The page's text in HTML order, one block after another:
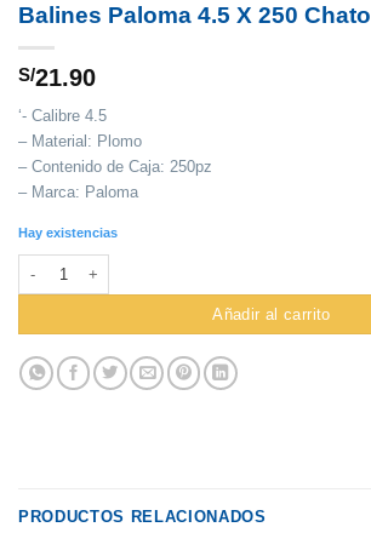
Balines Paloma 4.5 X 250 Chato
S/21.90
‘- Calibre 4.5
– Material: Plomo
– Contenido de Caja: 250pz
– Marca: Paloma
Hay existencias
Añadir al carrito
PRODUCTOS RELACIONADOS